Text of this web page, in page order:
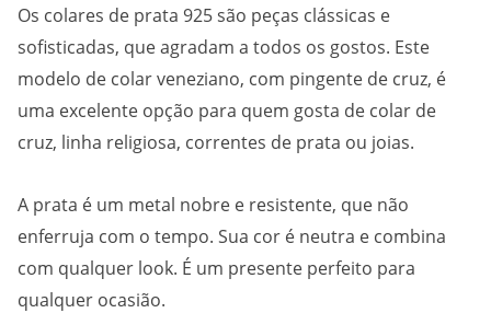
Os colares de prata 925 são peças clássicas e
sofisticadas, que agradam a todos os gostos. Este
modelo de colar veneziano, com pingente de cruz, é
uma excelente opção para quem gosta de colar de
cruz, linha religiosa, correntes de prata ou joias.
A prata é um metal nobre e resistente, que não
enferruja com o tempo. Sua cor é neutra e combina
com qualquer look. É um presente perfeito para
qualquer ocasião.